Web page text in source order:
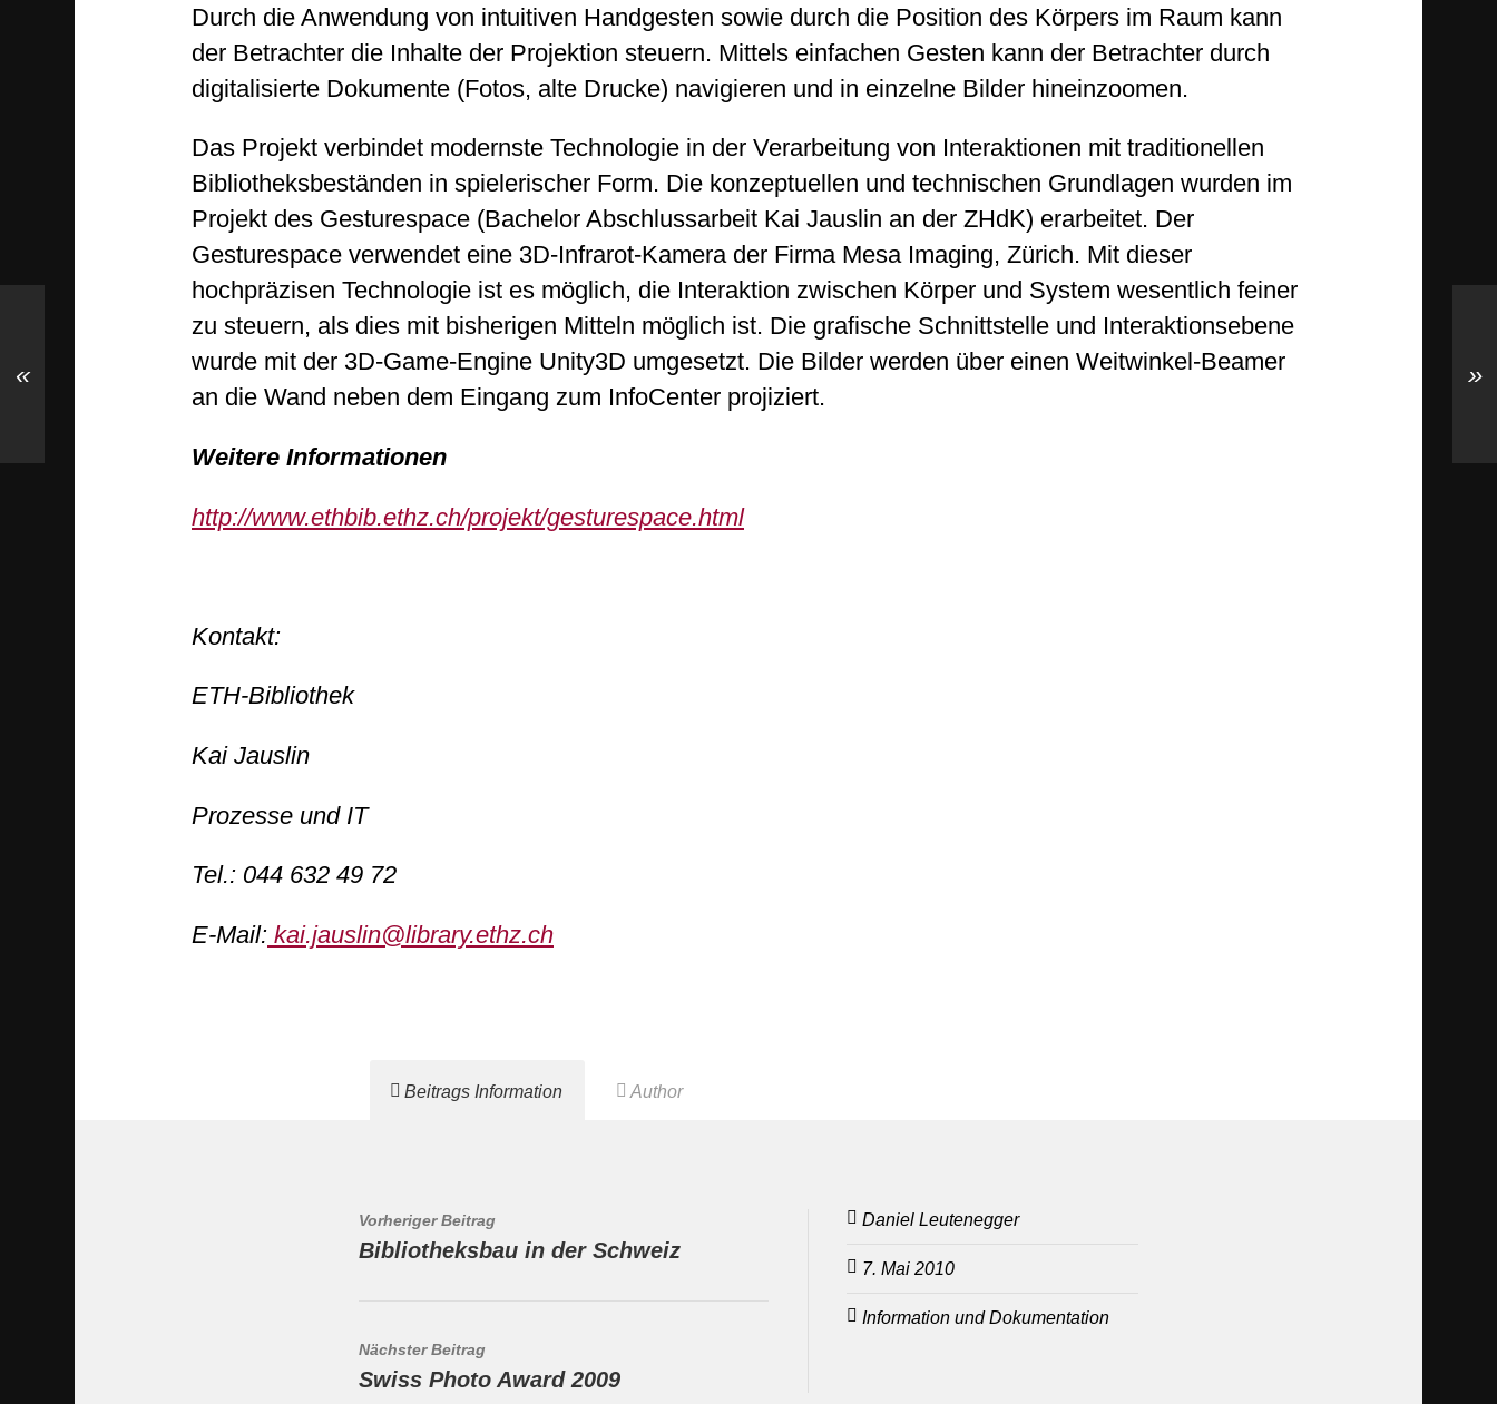
Durch die Anwendung von intuitiven Handgesten sowie durch die Position des Körpers im Raum kann
der Betrach­ter die Inhalte der Projektion steuern. Mittels einfachen Gesten kann der Betrachter durch
digitalisierte Dokumente (Fotos, alte Drucke) navigieren und in einzelne Bilder hineinzoomen.
Das Projekt verbindet modernste Technologie in der Verarbeitung von Interaktionen mit traditionellen
Bibliotheksbeständen in spielerischer Form. Die konzeptuellen und technischen Grundlagen wurden im
Projekt des Gesturespace (Bachelor Abschlus­sarbeit Kai Jauslin an der ZHdK) erarbeitet. Der
Gesturespace verwendet eine 3D-Infrarot-Kamera der Firma Mesa Imaging, Zürich. Mit dieser
hochpräzisen Techno­logie ist es möglich, die Interaktion zwischen Körper und System wesentlich feiner
zu steuern, als dies mit bisheri­gen Mitteln möglich ist. Die grafische Schnittstelle und Interaktionsebene
wurde mit der 3D-Game-Engine Unity3D umgesetzt. Die Bilder werden über einen Weitwinkel-Beamer
an die Wand neben dem Eingang zum InfoCenter projiziert.
Weitere Informationen
http://www.ethbib.ethz.ch/projekt/gesturespace.html
Kontakt:
ETH-Bibliothek
Kai Jauslin
Prozesse und IT
Tel.: 044 632 49 72
E-Mail: kai.jauslin@library.ethz.ch
Beitrags Information Author
Daniel Leutenegger
7. Mai 2010
Information und Dokumentation
Vorheriger Beitrag
Bibliotheksbau in der Schweiz
Nächster Beitrag
Swiss Photo Award 2009
« »